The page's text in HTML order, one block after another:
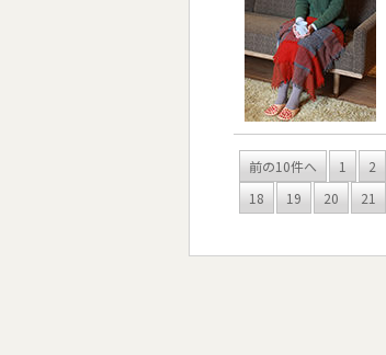
前の10件へ 1 2
18
19 20 21